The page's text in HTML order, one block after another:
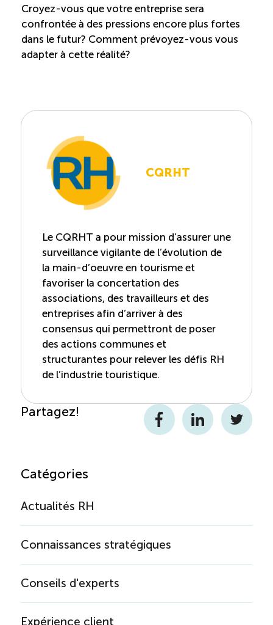
Croyez-vous que votre entreprise sera
confrontée à des pressions encore plus fortes
dans le futur? Comment prévoyez-vous vous
adapter à cette réalité?
CQRHT
Le CQRHT a pour mission d’assurer une
surveillance vigilante de l’évolution de
la main-d’oeuvre en tourisme et
favoriser la concertation des
associations, des travailleurs et des
entreprises afin d’arriver à des
consensus qui permettront de poser
des actions communes et
structurantes pour relever les défis RH
de l’industrie touristique.
Partagez!
FacebookLinkedInTwitter
Catégories
Actualités RH
Connaissances stratégiques
Conseils d'experts
Expérience client